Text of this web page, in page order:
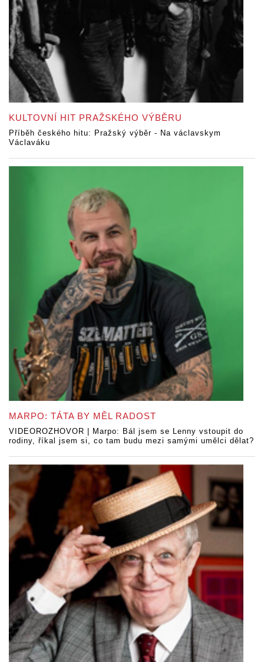
KULTOVNÍ HIT PRAŽSKÉHO VÝBĚRU
Příběh českého hitu: Pražský výběr - Na václavskym
Václaváku
MARPO: TÁTA BY MĚL RADOST
VIDEOROZHOVOR | Marpo: Bál jsem se Lenny vstoupit do
rodiny, říkal jsem si, co tam budu mezi samými umělci dělat?